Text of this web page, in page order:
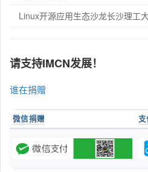
Linux开源应用生态沙龙长沙理工
请支持IMCN发展！
谁在捐赠
微信捐赠